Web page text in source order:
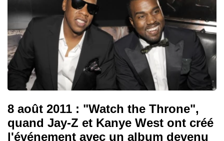
8 août 2011 : "Watch the Throne",
quand Jay-Z et Kanye West ont créé
l'événement avec un album devenu